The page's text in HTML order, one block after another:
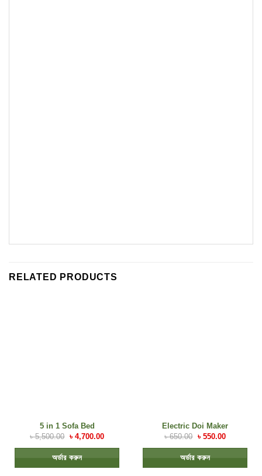
RELATED PRODUCTS
5 in 1 Sofa Bed
৳5,500.00 ৳ 4,700.00
অর্ডার করুন
Electric Doi Maker
৳650.00 ৳ 550.00
অর্ডার করুন